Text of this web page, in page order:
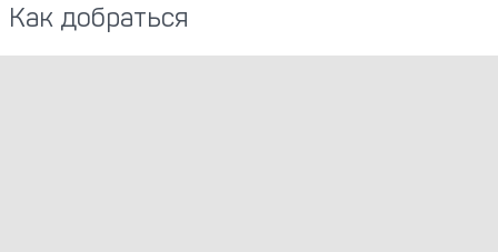
Как добраться